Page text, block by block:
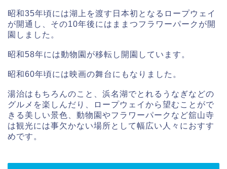
昭和35年頃には湖上を渡す日本初となるロープウェイ
が開通し、その10年後にはままつフラワーパークが開
園しました。
昭和58年には動物園が移転し開園しています。
昭和60年頃には映画の舞台にもなりました。
湯治はもちろんのこと、浜名湖でとれるうなぎなどの
グルメを楽しんだり、ロープウェイから望むことがで
きる美しい景色、動物園やフラワーパークなど舘山寺
は観光には事欠かない場所として幅広い人々におすす
めです。